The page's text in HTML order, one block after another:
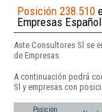
Posición 238.510
Empresas
Aste Consultores Sl se
de Empresas.
A continuación podrá
Sl y empresas con
Posición